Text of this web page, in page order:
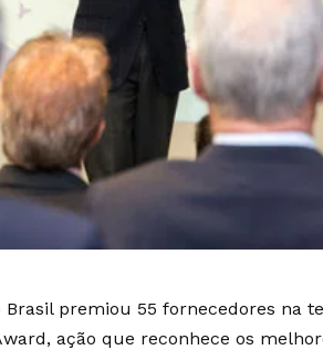
Brasil premiou 55 fornecedores na
ação que reconhece os